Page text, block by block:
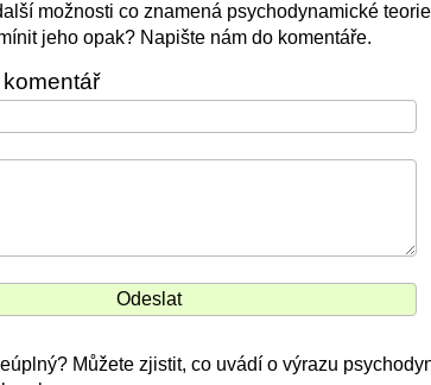
možnosti co znamená psychodynamické
jeho opak? Napište nám do komentáře.
Můžete zjistit, co uvádí o výrazu